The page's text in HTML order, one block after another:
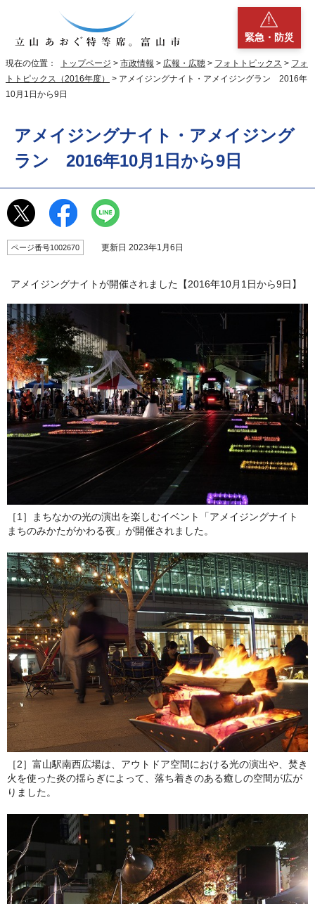
緊急・防災
現在の位置： トップページ > 市政情報 > 広報・広聴 > フォトトピックス > フォ
トトピックス（2016年度）
> アメイジングナイト・アメイジングラン 2016年
10月1日から9日
アメイジングナイト・アメイジング
ラン 2016年10月1日から9日
ページ番号1002670 更新日 2023年1月6日
アメイジングナイトが開催されました【2016年10月1日から9日】
［1］まちなかの光の演出を楽しむイベント「アメイジングナイト
まちのみかたがかわる夜」が開催されました。
［2］富山駅南西広場は、アウトドア空間における光の演出や、焚き
火を使った炎の揺らぎによって、落ち着きのある癒しの空間が広が
りました。